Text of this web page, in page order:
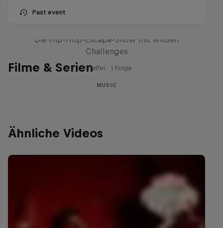
Past event
Filme & Serien
Die Hip-Hop-Escape-Show mit wilden
Challenges
1 Staffel · 1 Folge
MUSIC
Ähnliche Videos